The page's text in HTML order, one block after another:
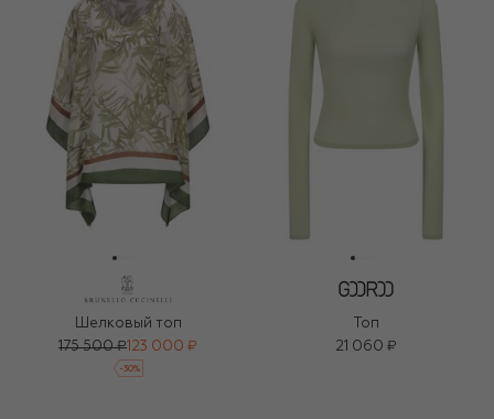
Шелковый топ
175 500 ₽ 123 000 ₽
-30%
Топ
21 060 ₽